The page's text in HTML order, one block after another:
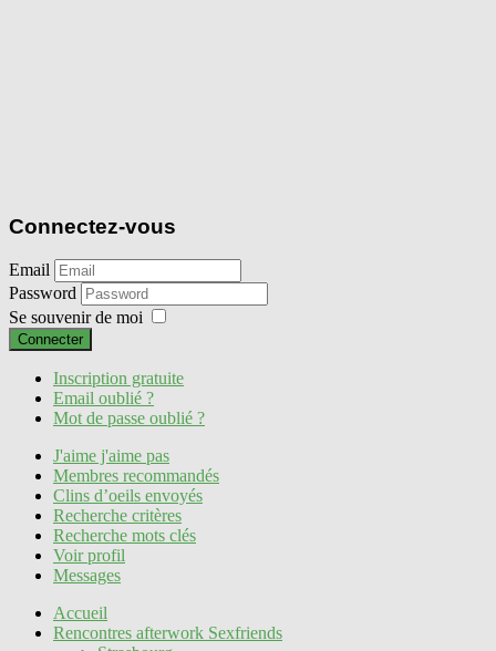
Connectez-vous
Email
Password
Se souvenir de moi
Connecter
Inscription gratuite
Email oublié ?
Mot de passe oublié ?
J'aime j'aime pas
Membres recommandés
Clins d’oeils envoyés
Recherche critères
Recherche mots clés
Voir profil
Messages
Accueil
Rencontres afterwork Sexfriends